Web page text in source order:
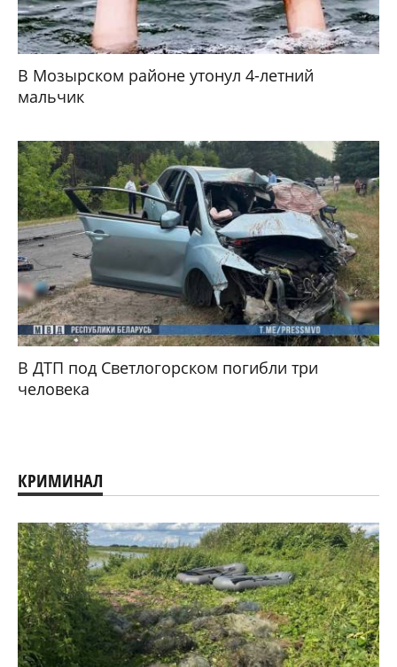
В Мозырском районе утонул 4-летний
мальчик
В ДТП под Светлогорском погибли три
человека
КРИМИНАЛ